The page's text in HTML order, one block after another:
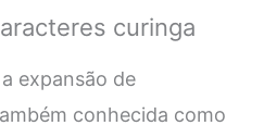
curinga
expansão de
conhecida como